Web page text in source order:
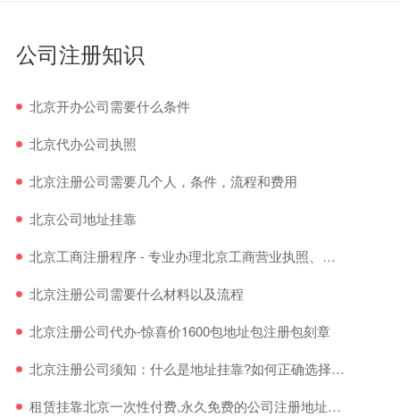
公司注册知识
北京开办公司需要什么条件
北京代办公司执照
北京注册公司需要几个人，条件，流程和费用
北京公司地址挂靠
北京工商注册程序 - 专业办理北京工商营业执照、公司注册手续
北京注册公司需要什么材料以及流程
北京注册公司代办-惊喜价1600包地址包注册包刻章
北京注册公司须知：什么是地址挂靠?如何正确选择地址挂靠?
租赁挂靠北京一次性付费,永久免费的公司注册地址出租注意事项